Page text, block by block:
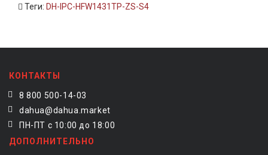
Теги: DH-IPC-HFW1431TP-ZS-S4
КОНТАКТЫ
8 800 500-14-03
dahua@dahua.market
ПН-ПТ с 10:00 до 18:00
ДОПОЛНИТЕЛЬНО